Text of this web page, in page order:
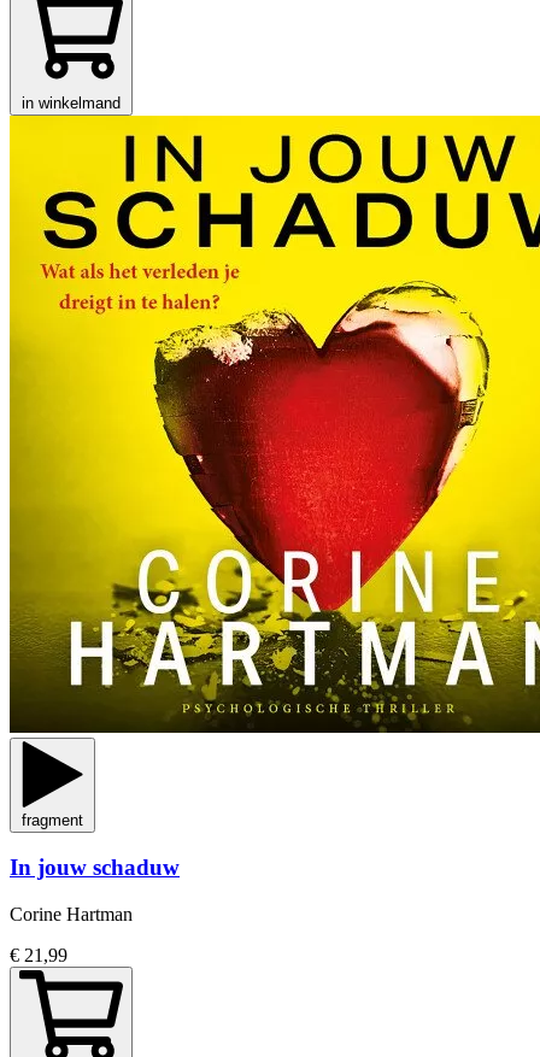
in winkelmand
fragment
In jouw schaduw
Corine Hartman
€ 21,99